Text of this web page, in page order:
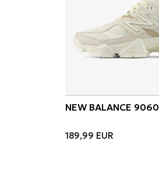
NEW BALANCE 9060
189,99 EUR